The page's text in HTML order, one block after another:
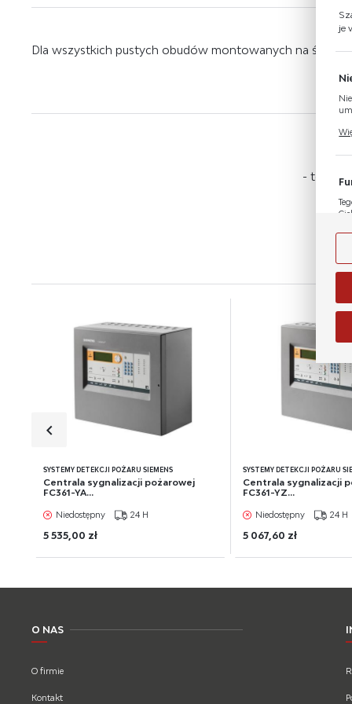
Dla wszystkich pustych obudów montowanych na
- to dla
SYSTEMY DETEKCJI POŻARU SIEMENS
Centrala sygnalizacji pożarowej
FC361-YA...
Niedostępny 24 H
5 535,00 zł
SYSTEMY DETEKCJI POŻARU
Centrala sygnalizacji
FC361-YZ...
Niedostępny 24 H
5 067,60 zł
O NAS
O firmie
Kontakt
je